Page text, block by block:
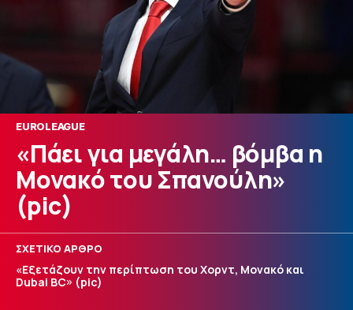
EUROLEAGUE
«Πάει για μεγάλη… βόμβα η
Μονακό του Σπανούλη»
(pic)
ΣΧΕΤΙΚΟ ΑΡΘΡΟ
«Εξετάζουν την περίπτωση του Χορντ, Μονακό και
Dubai BC» (pic)